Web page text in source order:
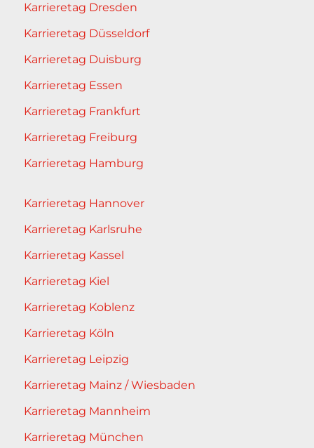
Karrieretag Dresden
Karrieretag Düsseldorf
Karrieretag Duisburg
Karrieretag Essen
Karrieretag Frankfurt
Karrieretag Freiburg
Karrieretag Hamburg
Karrieretag Hannover
Karrieretag Karlsruhe
Karrieretag Kassel
Karrieretag Kiel
Karrieretag Koblenz
Karrieretag Köln
Karrieretag Leipzig
Karrieretag Mainz / Wiesbaden
Karrieretag Mannheim
Karrieretag München